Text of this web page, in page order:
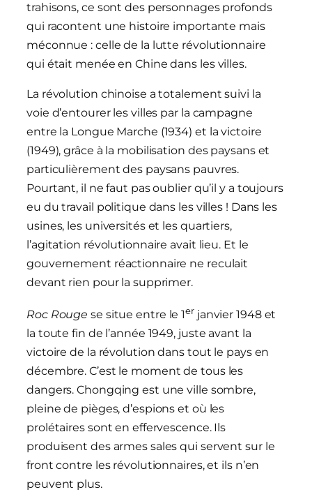
trahisons, ce sont des personnages profonds
qui racontent une histoire importante mais
méconnue : celle de la lutte révolutionnaire
qui était menée en Chine dans les villes.
La révolution chinoise a totalement suivi la
voie d’entourer les villes par la campagne
entre la Longue Marche (1934) et la victoire
(1949), grâce à la mobilisation des paysans et
particulièrement des paysans pauvres.
Pourtant, il ne faut pas oublier qu’il y a toujours
eu du travail politique dans les villes ! Dans les
usines, les universités et les quartiers,
l’agitation révolutionnaire avait lieu. Et le
gouvernement réactionnaire ne reculait
devant rien pour la supprimer.
Roc Rouge se situe entre le 1er janvier 1948 et
la toute fin de l’année 1949, juste avant la
victoire de la révolution dans tout le pays en
décembre. C’est le moment de tous les
dangers. Chongqing est une ville sombre,
pleine de pièges, d’espions et où les
prolétaires sont en effervescence. Ils
produisent des armes sales qui servent sur le
front contre les révolutionnaires, et ils n’en
peuvent plus.